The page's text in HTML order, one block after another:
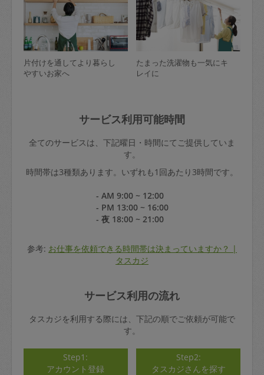
片付けを通してより暮らし
やすいお家へ
たまった洗濯物も一気にキ
レイに
サービス利用可能時間
全てのサービスは、下記曜日・時間にてご提供していま
す。
時間帯は3種類あります。いずれも1回あたり3時間です。
- AM 9:00 ~ 12:00
- PM 13:00 ~ 16:00
- 夜 18:00 ~ 21:00
参考: お仕事を依頼できる時間帯は決まっていますか？ |
タスカジ
サービス利用の流れ
タスカジを利用する際には、下記の順でご依頼が可能で
す。
Step1:
アカウント登録
Step2:
タスカジさんを探す